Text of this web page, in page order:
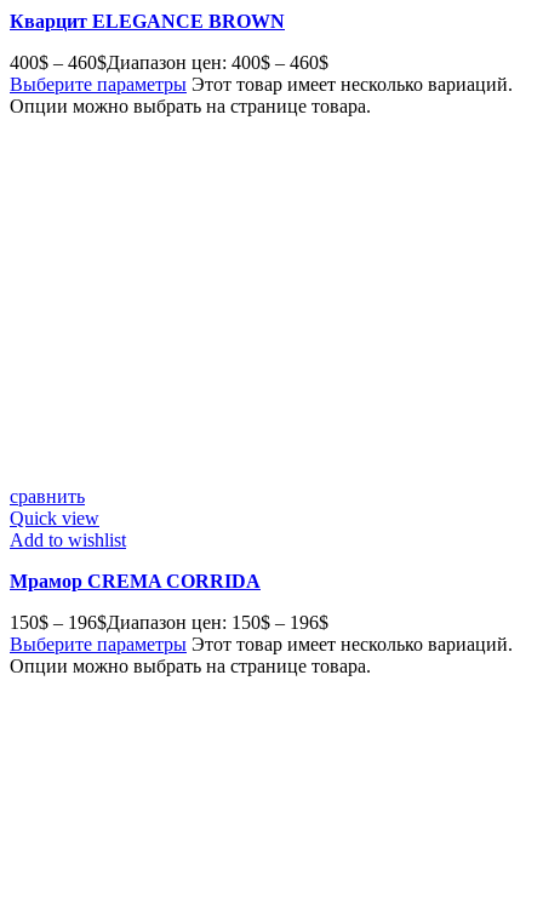
Кварцит ELEGANCE BROWN
400$ – 460$Диапазон цен: 400$ – 460$
Выберите параметры Этот товар имеет несколько вариаций.
Опции можно выбрать на странице товара.
сравнить
Quick view
Add to wishlist
Мрамор CREMA CORRIDA
150$ – 196$Диапазон цен: 150$ – 196$
Выберите параметры Этот товар имеет несколько вариаций.
Опции можно выбрать на странице товара.